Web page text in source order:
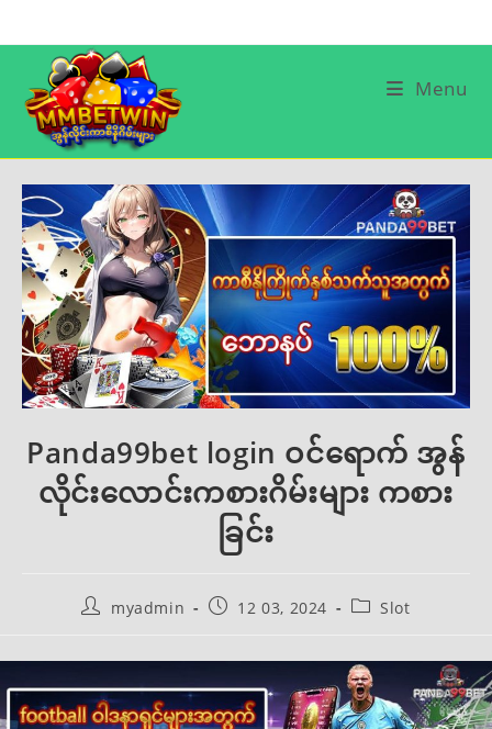
to
content
Menu
Panda99bet login ဝင်ရောက် အွန်
လိုင်းလောင်းကစားဂိမ်းများ ကစား
ခြင်း
Postmyadmin
Post12 03, 2024
PostSlot